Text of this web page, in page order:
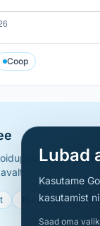
Coop
hindu
15+ poodi
Lubad
Kasutame
kasutamist
Saad oma